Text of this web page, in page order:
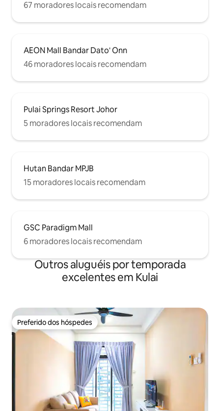
67 moradores locais recomendam
AEON Mall Bandar Dato' Onn
46 moradores locais recomendam
Pulai Springs Resort Johor
5 moradores locais recomendam
Hutan Bandar MPJB
15 moradores locais recomendam
GSC Paradigm Mall
6 moradores locais recomendam
Outros aluguéis por temporada
excelentes em Kulai
Preferido dos hóspedes
Preferido dos hóspedes